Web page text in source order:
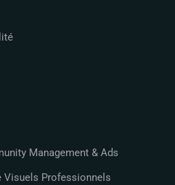
Management & Ads
Visuels Professionnels